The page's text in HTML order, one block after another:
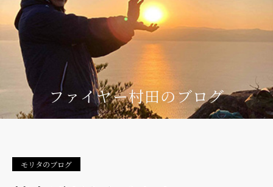
ファイヤー村田のブログ
モリタのブログ